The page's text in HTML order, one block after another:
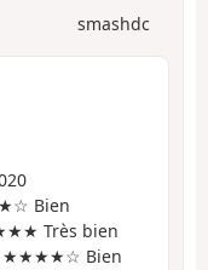
smashdc
Bien
Très bien
★★★★☆ Bien